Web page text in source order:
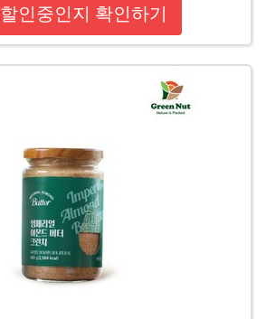
인중인지 확인하기